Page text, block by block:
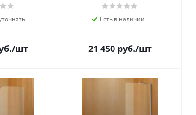
/шт
Есть в наличии
21 450 руб./шт